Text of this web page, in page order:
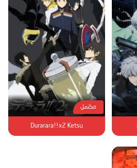
مكتمل
Durarara!!x2 Ketsu